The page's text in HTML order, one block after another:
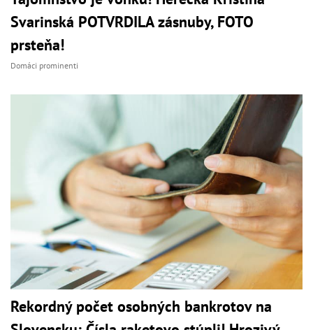
Svarinská POTVRDILA zásnuby, FOTO
prsteňa!
Domáci prominenti
Rekordný počet osobných bankrotov na